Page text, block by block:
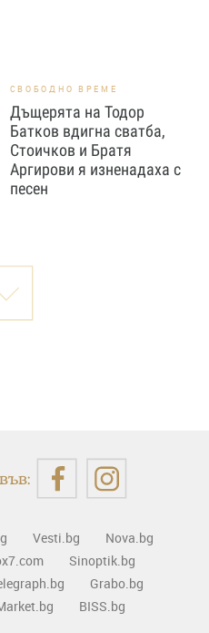
СВОБОДНО ВРЕМЕ
Дъщерята на Тодор
Батков вдигна сватба,
Стоичков и Братя
Аргирови я изненадаха с
песен
Vesti.bg
Nova.bg
Sinoptik.bg
Grabo.bg
BISS.bg